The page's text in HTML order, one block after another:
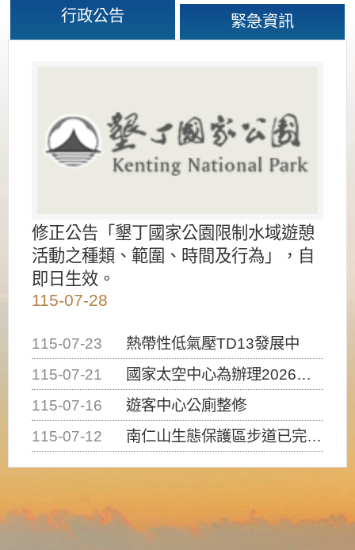
行政公告 緊急資訊
修正公告「墾丁國家公園限制水域遊憩
活動之種類、範圍、時間及行為」，自
即日生效。
115-07-28
115-07-23
熱帶性低氣壓TD13發展中
115-07-21
國家太空中心為辦理2026台灣盃火箭競賽，陸、海、空域警戒及協調相關事宜，因颱風備案事宜
115-07-16
遊客中心公廁整修
115-07-12
南仁山生態保護區步道已完成修復，自115年7月13日（星期一）起恢復開放入園，歡迎民眾依規定申請入園....